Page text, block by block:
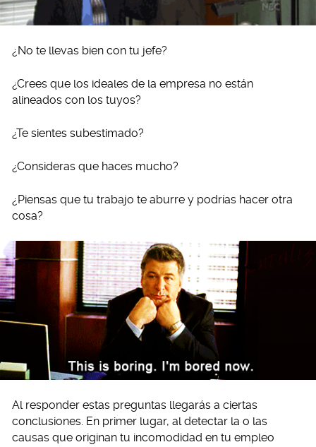
¿No te llevas bien con tu jefe?
¿Crees que los ideales de la empresa no están
alineados con los tuyos?
¿Te sientes subestimado?
¿Consideras que haces mucho?
¿Piensas que tu trabajo te aburre y podrías hacer otra
cosa?
Al responder estas preguntas llegarás a ciertas
conclusiones. En primer lugar, al detectar la o las
causas que originan tu incomodidad en tu empleo